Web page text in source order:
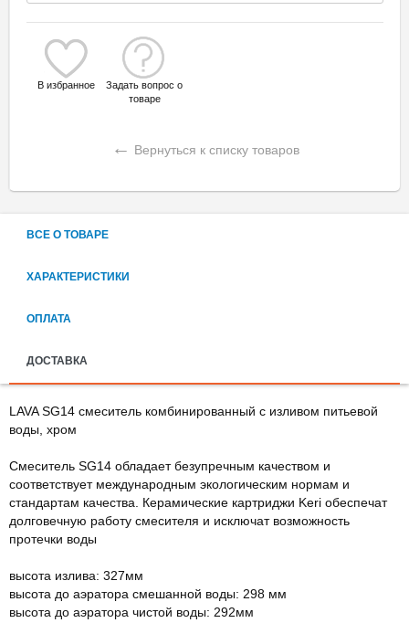
В избранное
Задать вопрос о
товаре
← Вернуться к списку товаров
ВСЕ О ТОВАРЕ
ХАРАКТЕРИСТИКИ
ОПЛАТА
ДОСТАВКА
LAVA SG14 смеситель комбинированный с изливом питьевой
воды, хром
Смеситель SG14 обладает безупречным качеством и
соответствует международным экологическим нормам и
стандартам качества. Керамические картриджи Keri обеспечат
долговечную работу смесителя и исключат возможность
протечки воды
высота излива: 327мм
высота до аэратора смешанной воды: 298 мм
высота до аэратора чистой воды: 292мм